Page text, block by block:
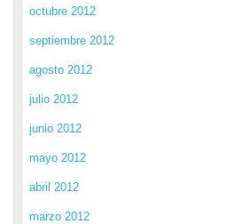
octubre 2012
septiembre 2012
agosto 2012
julio 2012
junio 2012
mayo 2012
abril 2012
marzo 2012